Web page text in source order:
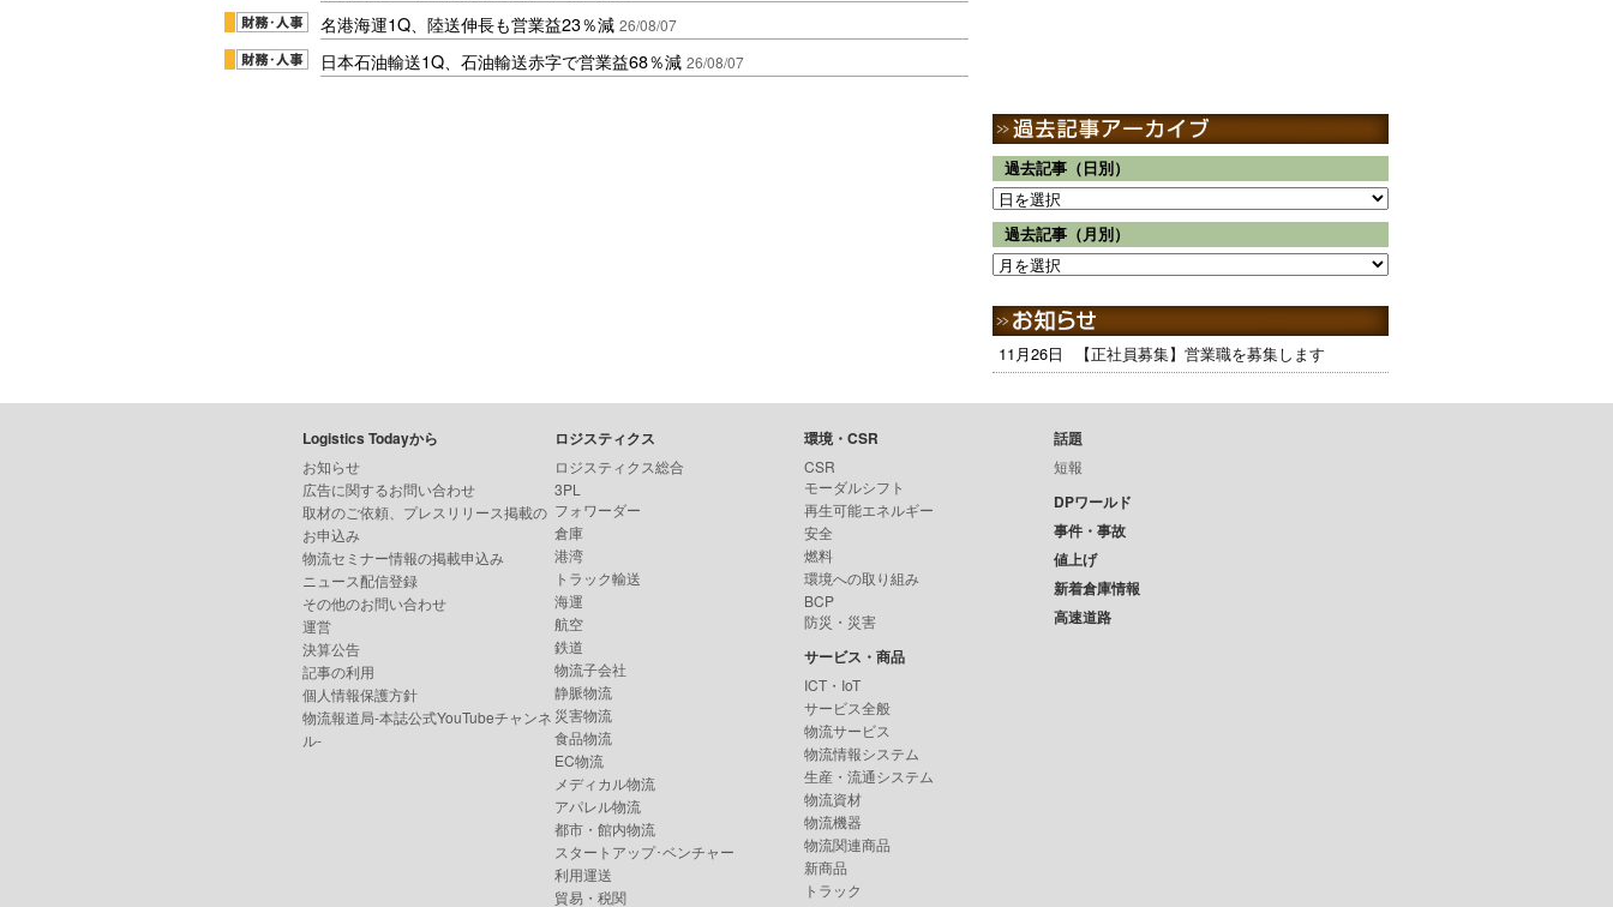
名港海運1Q、陸送伸長も営業益23％減 26/08/07
日本石油輸送1Q、石油輸送赤字で営業益68％減 26/08/07
過去記事（日別）
過去記事（月別）
11月26日 【正社員募集】営業職を募集します
Logistics Todayから
お知らせ
広告に関するお問い合わせ
取材のご依頼、プレスリリース掲載の
お申込み
物流セミナー情報の掲載申込み
ニュース配信登録
その他のお問い合わせ
運営
決算公告
記事の利用
個人情報保護方針
物流報道局-本誌公式YouTubeチャンネ
ル-
ロジスティクス
ロジスティクス総合
3PL
フォワーダー
倉庫
港湾
トラック輸送
海運
航空
鉄道
物流子会社
静脈物流
災害物流
食品物流
EC物流
メディカル物流
アパレル物流
都市・館内物流
スタートアップ･ベンチャー
利用運送
貿易・税関
環境・CSR
CSR
モーダルシフト
再生可能エネルギー
安全
燃料
環境への取り組み
BCP
防災・災害
サービス・商品
ICT・IoT
サービス全般
物流サービス
物流情報システム
生産・流通システム
物流資材
物流機器
物流関連商品
新商品
トラック
話題
短報
DPワールド
事件・事故
値上げ
新着倉庫情報
高速道路